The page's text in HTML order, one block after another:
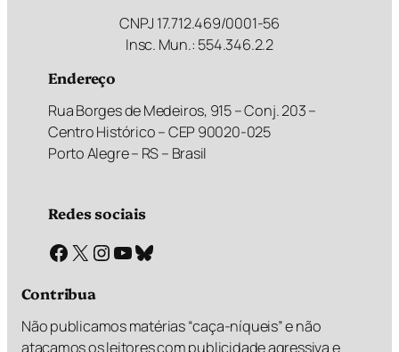
CNPJ 17.712.469/0001-56
Insc. Mun.: 554.346.2.2
Endereço
Rua Borges de Medeiros, 915 – Conj. 203 –
Centro Histórico – CEP 90020-025
Porto Alegre – RS – Brasil
Redes sociais
Facebook X Instagram Youtube Bluesky
Contribua
Não publicamos matérias “caça-níqueis” e não
atacamos os leitores com publicidade agressiva e